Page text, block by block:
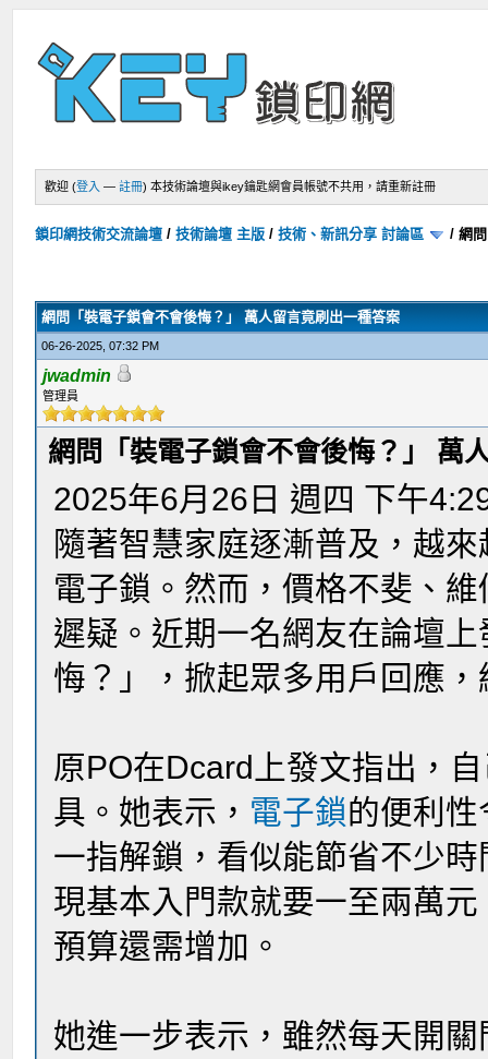
歡迎 (登入 —註冊) 本技術論壇與ikey鑰匙網會員帳號不共用，請重新註冊
鎖印網技術交流論壇 /技術論壇 主版 /技術、新訊分享 討論區 /網
網問「裝電子鎖會不會後悔？」 萬人留言竟刷出一種答案
06-26-2025, 07:32 PM
jwadmin
管理員
網問「裝電子鎖會不會後悔？」 萬
2025年6月26日 週四 下午
隨著智慧家庭逐漸普及，越
電子鎖。然而，價格不斐、
遲疑。近期一名網友在論壇
悔？」，掀起眾多用戶回應
原PO在Dcard上發文指出，
具。她表示， 電子鎖的便利
一指解鎖，看似能節省不少
現基本入門款就要一至兩萬
預算​還需增加。
她進一步表示，雖然每天開